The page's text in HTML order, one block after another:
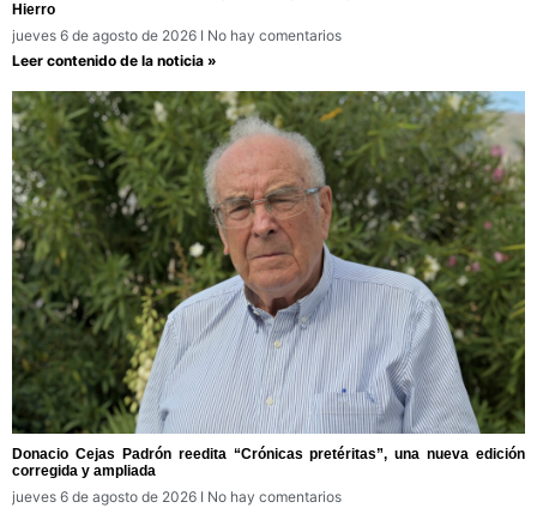
Hierro
jueves 6 de agosto de 2026
No hay comentarios
Leer contenido de la noticia »
Donacio Cejas Padrón reedita “Crónicas pretéritas”, una nueva edición
corregida y ampliada
jueves 6 de agosto de 2026
No hay comentarios